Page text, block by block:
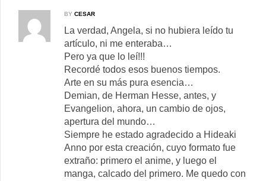
BY CESAR
La verdad, Angela, si no hubiera leído tu
artículo, ni me enteraba…
Pero ya que lo leí!!!
Recordé todos esos buenos tiempos.
Arte en su más pura esencia…
Demian, de Herman Hesse, antes, y
Evangelion, ahora, un cambio de ojos,
apertura del mundo…
Siempre he estado agradecido a Hideaki
Anno por esta creación, cuyo formato fue
extraño: primero el anime, y luego el
manga, calcado del primero. Me quedo con